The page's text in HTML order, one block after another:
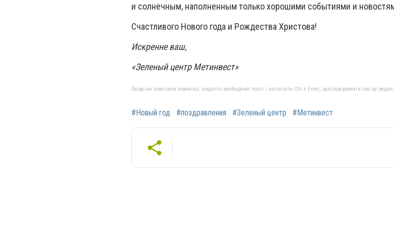
и солнечным, наполненным только хорошими событиями и
Счастливого Нового года и Рождества Христова!
Искренне ваш,
«Зеленый центр Метинвест»
Якщо ви помітили помилку, виділіть необхідний текст і натисніть Ctrl + Enter, щоб повідомити про це
#Новый год #поздравления #Зеленый центр #Метинвест